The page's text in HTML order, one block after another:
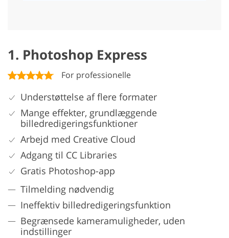
1. Photoshop Express
For professionelle
Understøttelse af flere formater
Mange effekter, grundlæggende
billedredigeringsfunktioner
Arbejd med Creative Cloud
Adgang til CC Libraries
Gratis Photoshop-app
Tilmelding nødvendig
Ineffektiv billedredigeringsfunktion
Begrænsede kameramuligheder, uden
indstillinger